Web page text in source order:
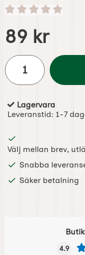
Handla denna
pris
89 kr
antal
Tillgänglighet:
Lagervara
Leveranstid: 1-7
Välj mellan brev,
Snabba
Säker betalning
4.9